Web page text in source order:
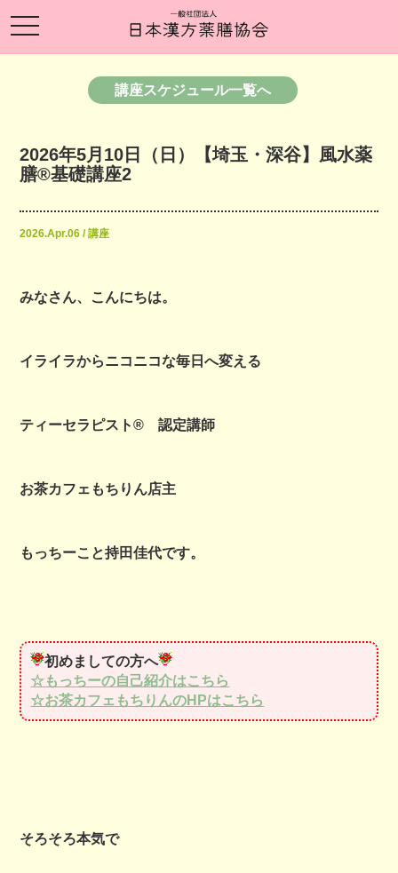
toggle
navigation
講座スケジュール一覧へ
2026年5月10日（日）【埼玉・深谷】風水薬
膳®基礎講座2
2026.Apr.06 / 講座
みなさん、こんにちは。
イライラからニコニコな毎日へ変える
ティーセラピスト® 認定講師
お茶カフェもちりん店主
もっちーこと持田佳代です。
初めましての方へ
☆もっちーの自己紹介はこちら
☆お茶カフェもちりんのHPはこちら
そろそろ本気で